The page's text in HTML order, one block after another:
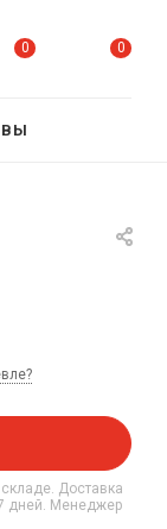
0 0
Доставка
7 дней. Менеджер